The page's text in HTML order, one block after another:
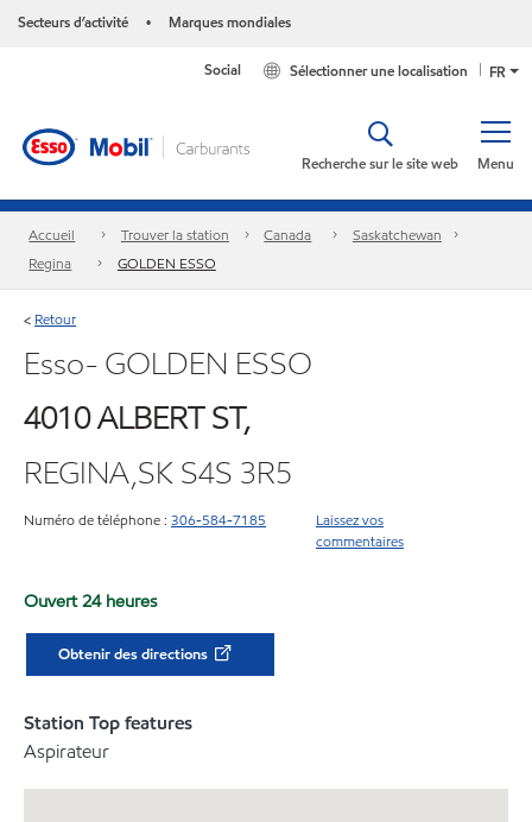
Secteurs d’activité • Marques mondiales
FR
Sélectionner une localisation
Social
Menu
Recherche sur le site web
Accueil Trouver la station Canada
Saskatchewan
Regina
GOLDEN ESSO
< Retour
Esso- GOLDEN ESSO
4010 ALBERT ST,
REGINA,SK S4S 3R5
Numéro de téléphone : 306-584-7185
Laissez vos
commentaires
Ouvert 24 heures
Obtenir des directions
Station Top features
Aspirateur